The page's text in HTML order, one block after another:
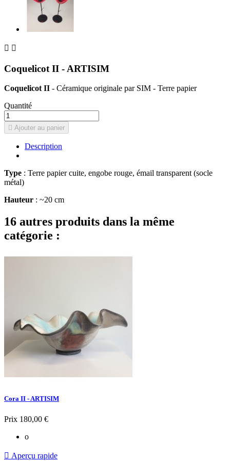
 
Coquelicot II - ARTISIM
Coquelicot II - Céramique originale par SIM - Terre papier
Quantité
 Ajouter au panier
Description
Type : Terre papier cuite, engobe rouge, émail transparent (socle
métal)
Hauteur : ~20 cm
16 autres produits dans la même
catégorie :
Cora II - ARTISIM
Prix 180,00 €
o
 Aperçu rapide